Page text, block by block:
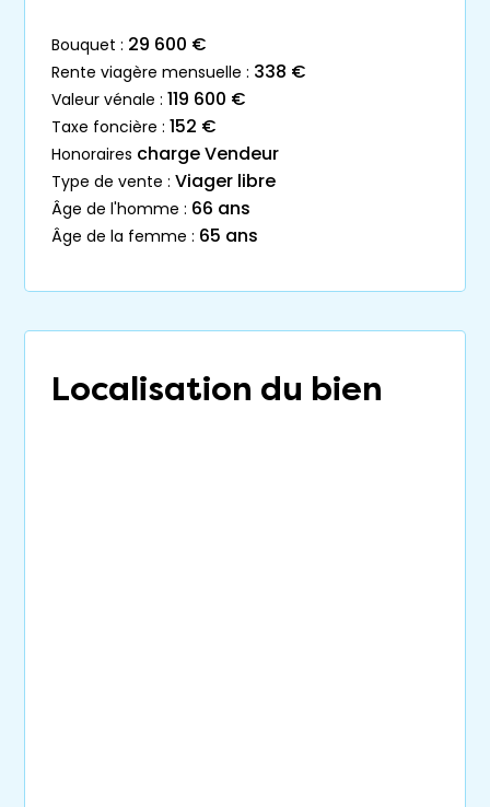
bouquet : 29 600 €
rente viagère mensuelle : 338 €
valeur vénale : 119 600 €
taxe foncière : 152 €
honoraires charge Vendeur
type de vente : Viager libre
âge de l'homme : 66 ans
âge de la femme : 65 ans
Localisation du bien